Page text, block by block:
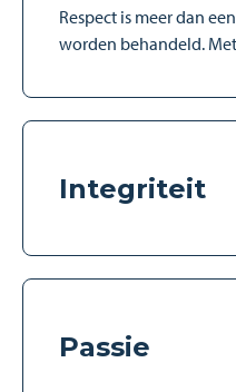
Respect is meer dan
worden behandeld.
Integriteit
Passie